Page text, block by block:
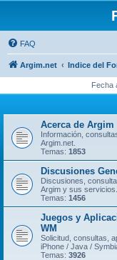
FAQ
Argim.net Indice del
Fecha
Acerca de Argim
Información,
Argim.net.
Temas: 1853
Discusiones
Discusiones,
Argim y sus servicios.
Temas: 1456
Juegos y
WM
Solicitud, consultas,
iPhone / Java /
Temas: 3926